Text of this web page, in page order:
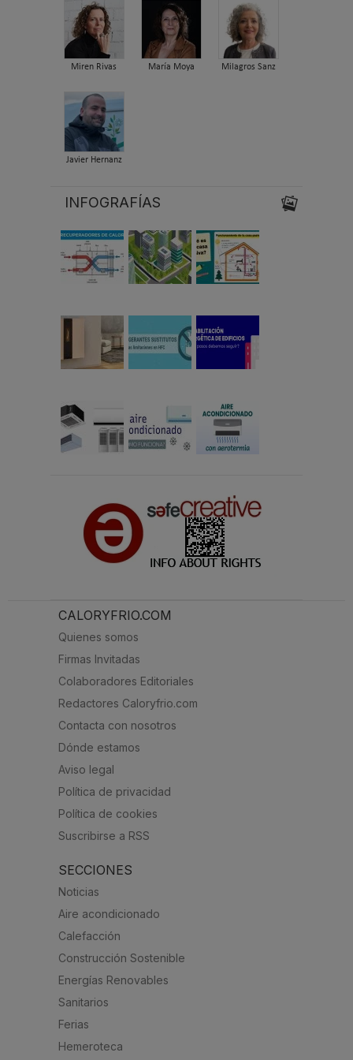
Miren Rivas María Moya Milagros Sanz
Javier Hernanz
INFOGRAFÍAS
CALORYFRIO.COM
Quienes somos
Firmas Invitadas
Colaboradores Editoriales
Redactores Caloryfrio.com
Contacta con nosotros
Dónde estamos
Aviso legal
Política de privacidad
Política de cookies
Suscribirse a RSS
SECCIONES
Noticias
Aire acondicionado
Calefacción
Construcción Sostenible
Energías Renovables
Sanitarios
Ferias
Hemeroteca